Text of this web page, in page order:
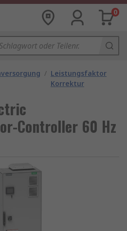
0
/ Leistungsfaktor
Korrektur
Controller 60 Hz